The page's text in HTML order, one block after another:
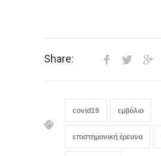
Share:
covid19 εμβόλιο
επιστημονική έρευνα